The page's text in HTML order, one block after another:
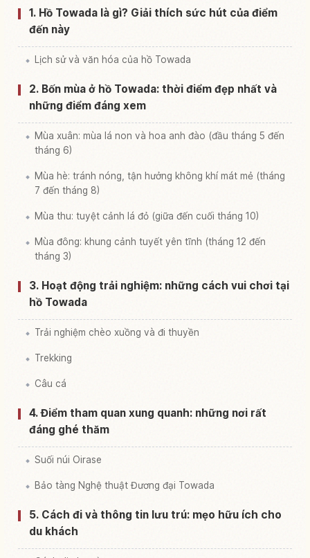
1. Hồ Towada là gì? Giải thích sức hút của điểm
đến này
Lịch sử và văn hóa của hồ Towada
2. Bốn mùa ở hồ Towada: thời điểm đẹp nhất và
những điểm đáng xem
Mùa xuân: mùa lá non và hoa anh đào (đầu tháng 5 đến
tháng 6)
Mùa hè: tránh nóng, tận hưởng không khí mát mẻ (tháng
7 đến tháng 8)
Mùa thu: tuyệt cảnh lá đỏ (giữa đến cuối tháng 10)
Mùa đông: khung cảnh tuyết yên tĩnh (tháng 12 đến
tháng 3)
3. Hoạt động trải nghiệm: những cách vui chơi tại
hồ Towada
Trải nghiệm chèo xuồng và đi thuyền
Trekking
Câu cá
4. Điểm tham quan xung quanh: những nơi rất
đáng ghé thăm
Suối núi Oirase
Bảo tàng Nghệ thuật Đương đại Towada
5. Cách đi và thông tin lưu trú: mẹo hữu ích cho
du khách